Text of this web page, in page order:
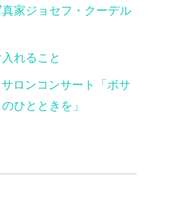
家ジョセフ・クーデル
れること
サロンコンサート「ボサ
ひとときを」